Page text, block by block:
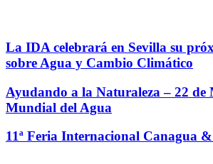
La IDA celebrará en Sevilla su
sobre Agua y Cambio Climático
Ayudando a la Naturaleza – 22 de
Mundial del Agua
11ª Feria Internacional Canagua